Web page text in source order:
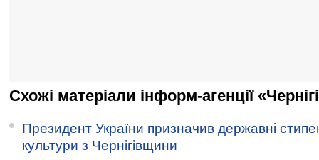
Схожі матеріали інформ-агенції
Президент України призначив державні
культури з Чернігівщини